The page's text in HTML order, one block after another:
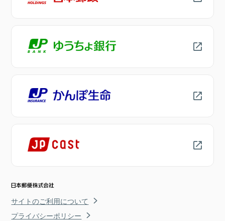
サイトのご利用について
プライバシーポリシー